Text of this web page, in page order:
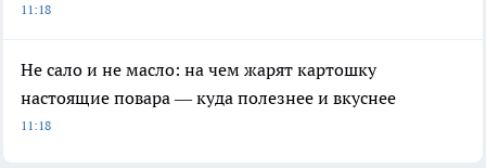
11:18
Не сало и не масло: на чем жарят картошку
настоящие повара — куда полезнее и вкуснее
11:18